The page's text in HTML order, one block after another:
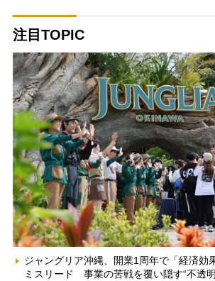
注目TOPIC
ジャングリア沖縄、開業1周年で「経済効
ミスリード 事業の苦戦を覆い隠す“不透